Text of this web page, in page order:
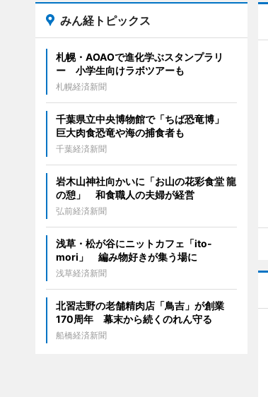
みん経トピックス
札幌・AOAOで進化学ぶスタンプラリ
ー 小学生向けラボツアーも
札幌経済新聞
千葉県立中央博物館で「ちば恐竜博」
巨大肉食恐竜や海の捕食者も
千葉経済新聞
岩木山神社向かいに「お山の花彩食堂 龍
の憩」 和食職人の夫婦が経営
弘前経済新聞
浅草・松が谷にニットカフェ「ito-
mori」 編み物好きが集う場に
浅草経済新聞
北習志野の老舗精肉店「鳥吉」が創業
170周年 幕末から続くのれん守る
船橋経済新聞